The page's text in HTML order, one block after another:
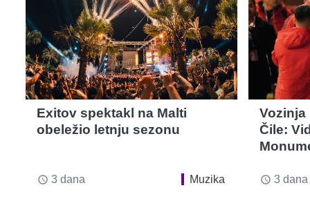
Exitov spektakl na Malti
obeležio letnju sezonu
access_time 3 dana Muzika
Čile:
access_time 3 dana